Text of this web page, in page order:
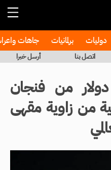
دوليات برلمانيات جاهات
اتصل بنا أرسل خبرا
من فنجان
من زاوية مقهى